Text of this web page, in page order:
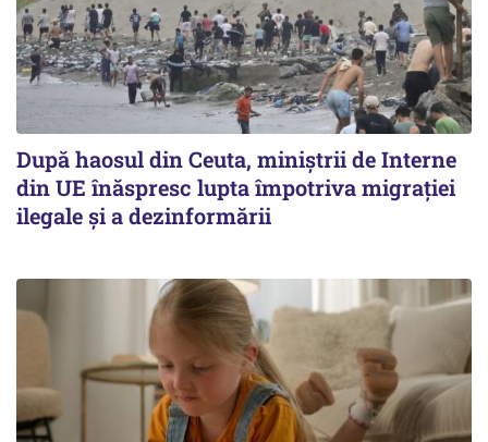
După haosul din Ceuta, miniștrii de Interne
din UE înăspresc lupta împotriva migrației
ilegale și a dezinformării